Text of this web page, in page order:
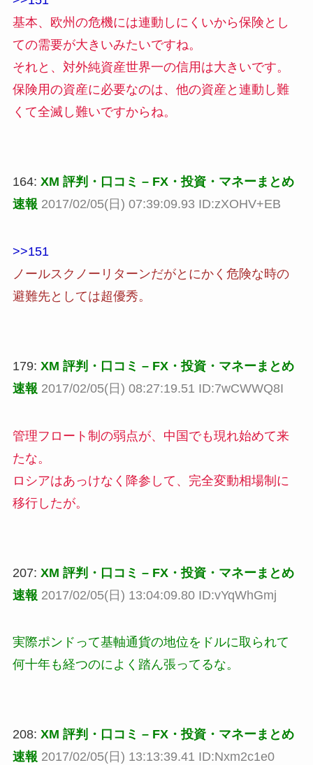
基本、欧州の危機には連動しにくいから保険とし
ての需要が大きいみたいですね。
それと、対外純資産世界一の信用は大きいです。
保険用の資産に必要なのは、他の資産と連動し難
くて全滅し難いですからね。
164: XM 評判・口コミ – FX・投資・マネーまとめ
速報 2017/02/05(日) 07:39:09.93 ID:zXOHV+EB
>>151
ノールスクノーリターンだがとにかく危険な時の
避難先としては超優秀。
179: XM 評判・口コミ – FX・投資・マネーまとめ
速報 2017/02/05(日) 08:27:19.51 ID:7wCWWQ8I
管理フロート制の弱点が、中国でも現れ始めて来
たな。
ロシアはあっけなく降参して、完全変動相場制に
移行したが。
207: XM 評判・口コミ – FX・投資・マネーまとめ
速報 2017/02/05(日) 13:04:09.80 ID:vYqWhGmj
実際ポンドって基軸通貨の地位をドルに取られて
何十年も経つのによく踏ん張ってるな。
208: XM 評判・口コミ – FX・投資・マネーまとめ
速報 2017/02/05(日) 13:13:39.41 ID:Nxm2c1e0